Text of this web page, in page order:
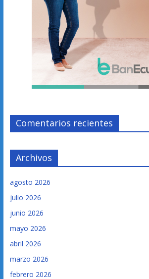
Comentarios recientes
Archivos
agosto 2026
julio 2026
junio 2026
mayo 2026
abril 2026
marzo 2026
febrero 2026